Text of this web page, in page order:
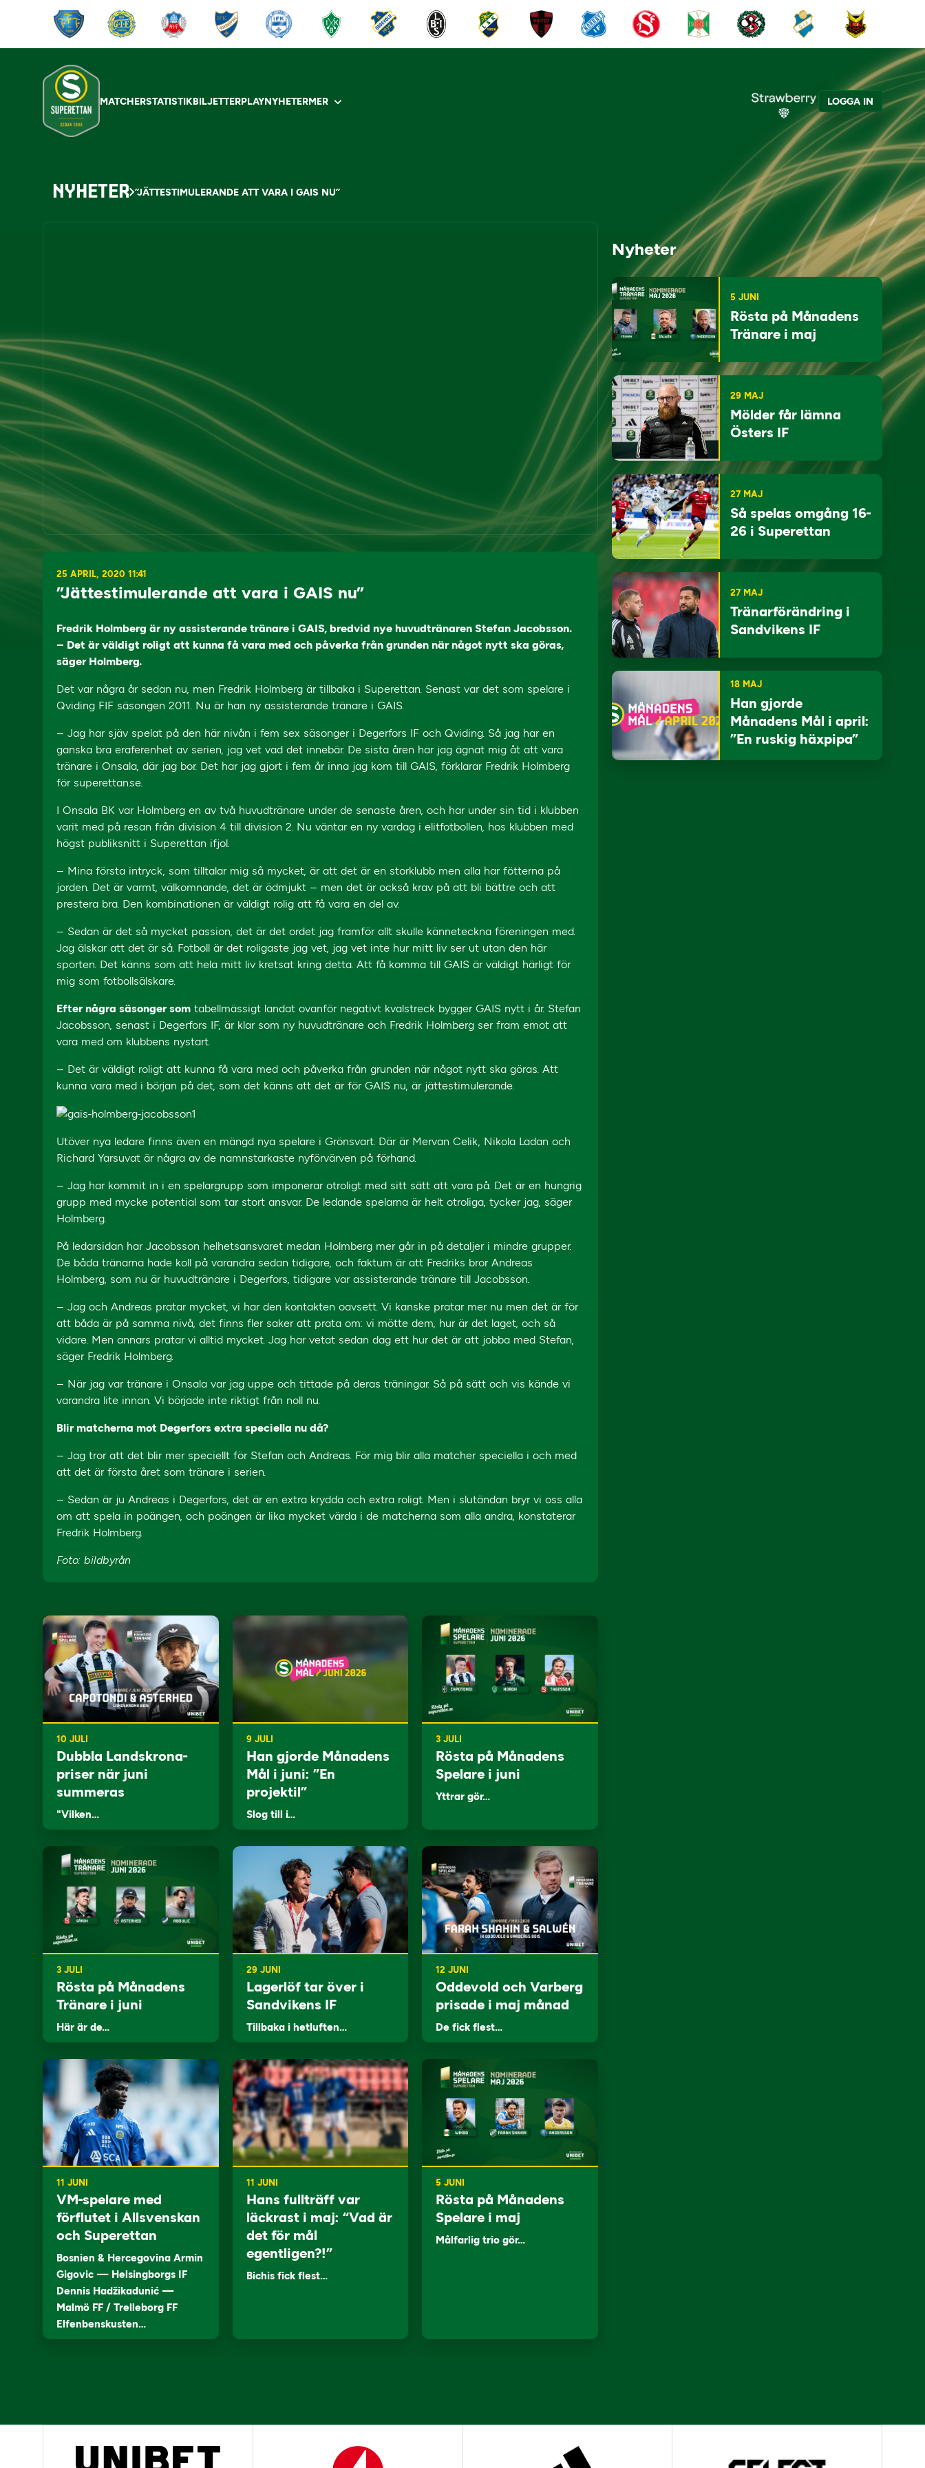
MATCHERSTATISTIKBILJETTERPLAYNYHETERMER LOGGA IN
NYHETER ”JÄTTESTIMULERANDE ATT VARA I GAIS NU”
25 APRIL, 2020 11:41
”Jättestimulerande att vara i GAIS nu”
Fredrik Holmberg är ny assisterande tränare i GAIS, bredvid nye huvudtränaren Stefan Jacobsson.
– Det är väldigt roligt att kunna få vara med och påverka från grunden när något nytt ska göras,
säger Holmberg.
Det var några år sedan nu, men Fredrik Holmberg är tillbaka i Superettan. Senast var det som spelare i
Qviding FIF säsongen 2011. Nu är han ny assisterande tränare i GAIS.
– Jag har sjäv spelat på den här nivån i fem sex säsonger i Degerfors IF och Qviding. Så jag har en
ganska bra eraferenhet av serien, jag vet vad det innebär. De sista åren har jag ägnat mig åt att vara
tränare i Onsala, där jag bor. Det har jag gjort i fem år inna jag kom till GAIS, förklarar Fredrik Holmberg
för superettan.se.
I Onsala BK var Holmberg en av två huvudtränare under de senaste åren, och har under sin tid i klubben
varit med på resan från division 4 till division 2. Nu väntar en ny vardag i elitfotbollen, hos klubben med
högst publiksnitt i Superettan ifjol.
– Mina första intryck, som tilltalar mig så mycket, är att det är en storklubb men alla har fötterna på
jorden. Det är varmt, välkomnande, det är ödmjukt – men det är också krav på att bli bättre och att
prestera bra. Den kombinationen är väldigt rolig att få vara en del av.
– Sedan är det så mycket passion, det är det ordet jag framför allt skulle känneteckna föreningen med.
Jag älskar att det är så. Fotboll är det roligaste jag vet, jag vet inte hur mitt liv ser ut utan den här
sporten. Det känns som att hela mitt liv kretsat kring detta. Att få komma till GAIS är väldigt härligt för
mig som fotbollsälskare.
Efter några säsonger som tabellmässigt landat ovanför negativt kvalstreck bygger GAIS nytt i år. Stefan
Jacobsson, senast i Degerfors IF, är klar som ny huvudtränare och Fredrik Holmberg ser fram emot att
vara med om klubbens nystart.
– Det är väldigt roligt att kunna få vara med och påverka från grunden när något nytt ska göras. Att
kunna vara med i början på det, som det känns att det är för GAIS nu, är jättestimulerande.
Utöver nya ledare finns även en mängd nya spelare i Grönsvart. Där är Mervan Celik, Nikola Ladan och
Richard Yarsuvat är några av de namnstarkaste nyförvärven på förhand.
– Jag har kommit in i en spelargrupp som imponerar otroligt med sitt sätt att vara på. Det är en hungrig
grupp med mycke potential som tar stort ansvar. De ledande spelarna är helt otroliga, tycker jag, säger
Holmberg.
På ledarsidan har Jacobsson helhetsansvaret medan Holmberg mer går in på detaljer i mindre grupper.
De båda tränarna hade koll på varandra sedan tidigare, och faktum är att Fredriks bror Andreas
Holmberg, som nu är huvudtränare i Degerfors, tidigare var assisterande tränare till Jacobsson.
– Jag och Andreas pratar mycket, vi har den kontakten oavsett. Vi kanske pratar mer nu men det är för
att båda är på samma nivå, det finns fler saker att prata om: vi mötte dem, hur är det laget, och så
vidare. Men annars pratar vi alltid mycket. Jag har vetat sedan dag ett hur det är att jobba med Stefan,
säger Fredrik Holmberg.
– När jag var tränare i Onsala var jag uppe och tittade på deras träningar. Så på sätt och vis kände vi
varandra lite innan. Vi började inte riktigt från noll nu.
Blir matcherna mot Degerfors extra speciella nu då?
– Jag tror att det blir mer speciellt för Stefan och Andreas. För mig blir alla matcher speciella i och med
att det är första året som tränare i serien.
– Sedan är ju Andreas i Degerfors, det är en extra krydda och extra roligt. Men i slutändan bryr vi oss alla
om att spela in poängen, och poängen är lika mycket värda i de matcherna som alla andra, konstaterar
Fredrik Holmberg.
Foto: bildbyrån
10 JULI
Dubbla Landskrona-
priser när juni
summeras
"Vilken…
9 JULI
Han gjorde Månadens
Mål i juni: ”En
projektil”
Slog till i…
3 JULI
Rösta på Månadens
Spelare i juni
Yttrar gör…
3 JULI
Rösta på Månadens
Tränare i juni
Här är de…
29 JUNI
Lagerlöf tar över i
Sandvikens IF
Tillbaka i hetluften…
12 JUNI
Oddevold och Varberg
prisade i maj månad
De fick flest…
11 JUNI
VM-spelare med
förflutet i Allsvenskan
och Superettan
Bosnien & Hercegovina Armin
Gigovic — Helsingborgs IF
Dennis Hadžikadunić —
Malmö FF / Trelleborg FF
Elfenbenskusten…
11 JUNI
Hans fullträff var
läckrast i maj: “Vad är
det för mål
egentligen?!”
Bichis fick flest…
5 JUNI
Rösta på Månadens
Spelare i maj
Målfarlig trio gör…
Nyheter
5 JUNI
Rösta på Månadens
Tränare i maj
29 MAJ
Mölder får lämna
Östers IF
27 MAJ
Så spelas omgång 16-
26 i Superettan
27 MAJ
Tränarförändring i
Sandvikens IF
18 MAJ
Han gjorde
Månadens Mål i april:
”En ruskig häxpipa”